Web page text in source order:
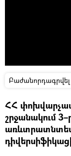
Բաժանորդագրվել
ՀՀ
շրջանակում